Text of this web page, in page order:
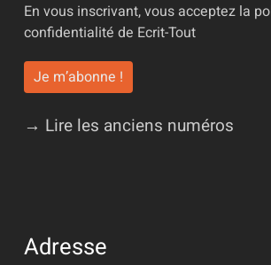
En vous inscrivant, vous acceptez la
confidentialité de Ecrit-Tout
→ Lire les anciens numéros
Adresse